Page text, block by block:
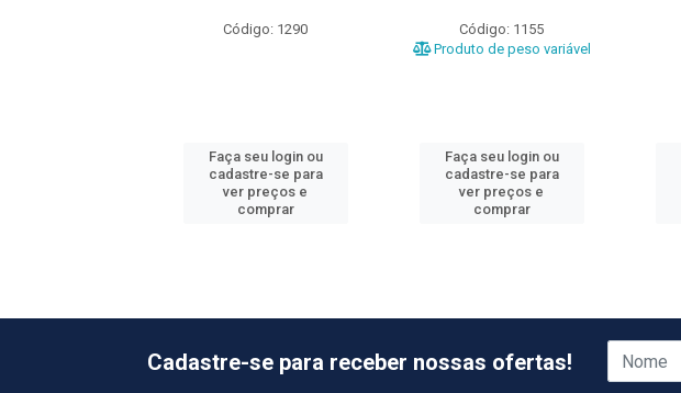
Código: 1290
Faça seu login ou
cadastre-se para
ver preços e
comprar
Código: 1155
Produto de peso variável
Faça seu login ou
cadastre-se para
ver preços e
comprar
Cadastre-se para receber nossas ofertas!